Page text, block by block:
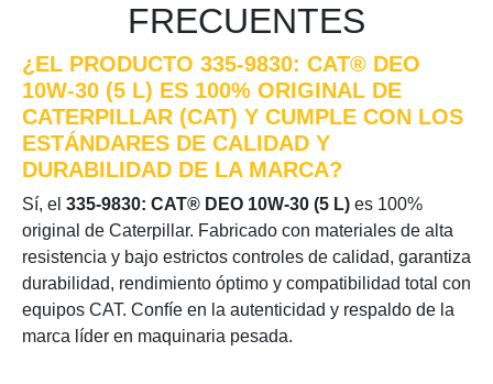
FRECUENTES
¿EL PRODUCTO 335-9830: CAT® DEO
10W-30 (5 L) ES 100% ORIGINAL DE
CATERPILLAR (CAT) Y CUMPLE CON LOS
ESTÁNDARES DE CALIDAD Y
DURABILIDAD DE LA MARCA?
Sí, el 335-9830: CAT® DEO 10W-30 (5 L) es 100%
original de Caterpillar. Fabricado con materiales de alta
resistencia y bajo estrictos controles de calidad, garantiza
durabilidad, rendimiento óptimo y compatibilidad total con
equipos CAT. Confíe en la autenticidad y respaldo de la
marca líder en maquinaria pesada.